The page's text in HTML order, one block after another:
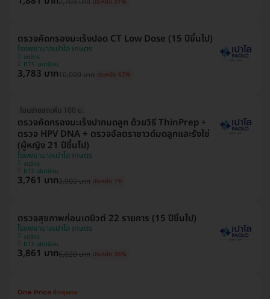
ประหยัด 31%
ตรวจคัดกรองมะเร็งปอด CT Low Dose (15 ปีขึ้นไป)
โรงพยาบาลเปาโล เกษตร
จตุจักร
BTS เสนานิคม
3,783 บาท10,000 บาท ประหยัด 62%
โอนจ่ายลดเพิ่ม 100 บ.
ตรวจคัดกรองมะเร็งปากมดลูก ด้วยวิธี ThinPrep +
ตรวจ HPV DNA + ตรวจอัลตราซาวด์มดลูกและรังไข่
(ผู้หญิง 21 ปีขึ้นไป)
โรงพยาบาลเปาโล เกษตร
จตุจักร
BTS เสนานิคม
3,761 บาท3,900 บาท ประหยัด 1%
ตรวจสุขภาพก่อนเดบิวต์ 22 รายการ (15 ปีขึ้นไป)
โรงพยาบาลเปาโล เกษตร
จตุจักร
BTS เสนานิคม
3,861 บาท6,020 บาท ประหยัด 36%